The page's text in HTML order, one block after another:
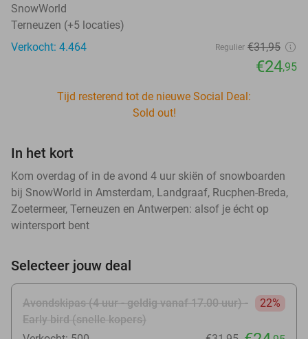
SnowWorld
Terneuzen (+5 locaties)
Verkocht: 4.464
Regulier €31,95
€24,95
Tijd resterend tot de nieuwe Social Deal:
Sold out!
In het kort
Kom overdag of in de avond 4 uur skiën of snowboarden
bij SnowWorld in Amsterdam, Landgraaf, Rucphen-Breda,
Zoetermeer, Terneuzen en Antwerpen: alsof je écht op
wintersport bent
Selecteer jouw deal
Avondskipas (4 uur - geldig vanaf 17.00 uur) -
Early bird (snelle kopers)
22%